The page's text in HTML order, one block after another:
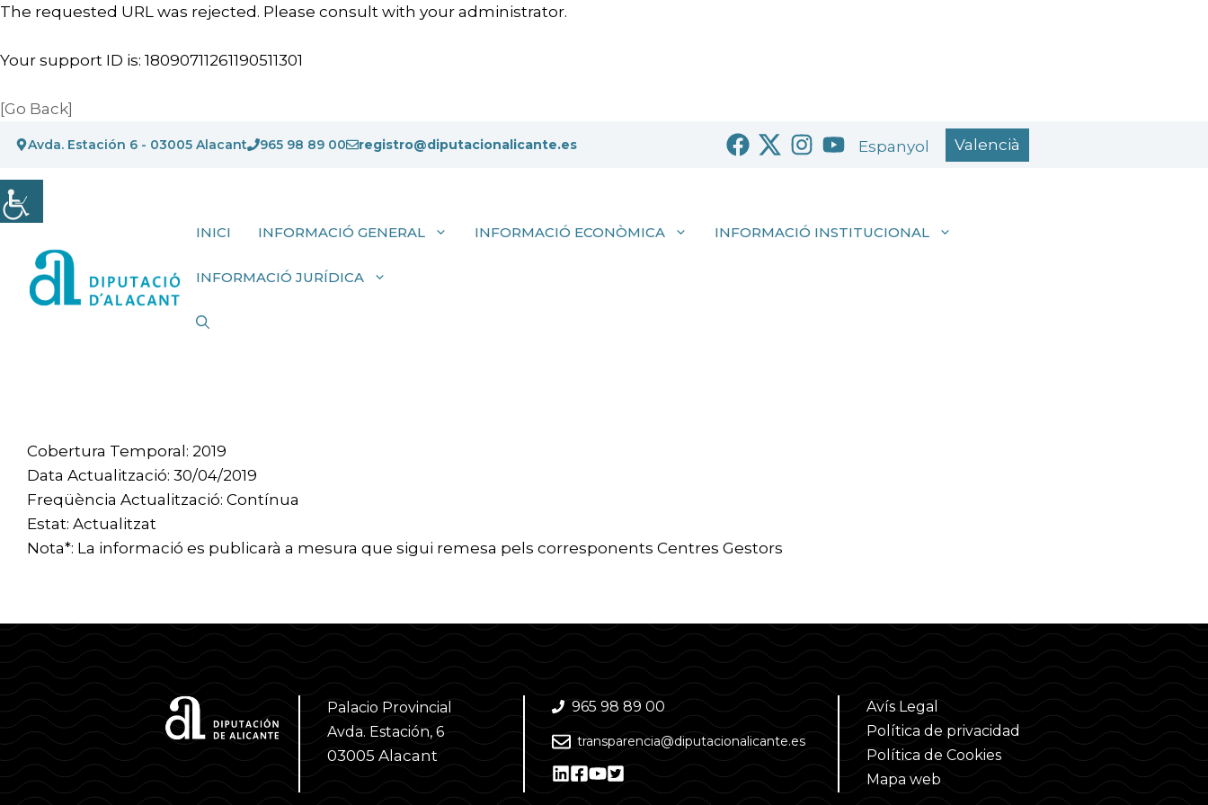
The requested URL was rejected. Please consult with your administrator.
Your support ID is: 18090711261190511301
[Go Back]
contingut
Avda. Estación 6 - 03005 Alacant 965 98 89 00 registro@diputacionalicante.es Espanyol Valencià
INICI INFORMACIÓ GENERAL INFORMACIÓ ECONÒMICA INFORMACIÓ INSTITUCIONAL
INFORMACIÓ JURÍDICA
Cobertura Temporal: 2019
Data Actualització: 30/04/2019
Freqüència Actualització: Contínua
Estat: Actualitzat
Nota*: La informació es publicarà a mesura que sigui remesa pels corresponents Centres Gestors
Palacio Provincial
Avda. Estación, 6
03005 Alacant
965 98 89 00
transparencia@diputacionalicante.es
Avís Legal
Política de privacidad
Política de Cookies
Mapa web